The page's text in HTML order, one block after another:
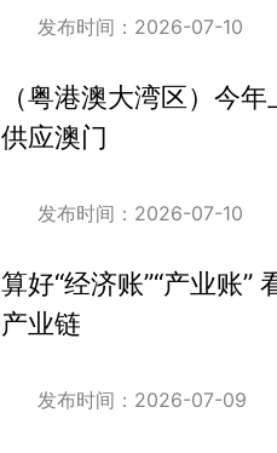
发布时间：2026-07-10
（粤港澳大湾区）今
供应澳门
发布时间：2026-07-10
算好“经济账”“产业账”
产业链
发布时间：2026-07-09